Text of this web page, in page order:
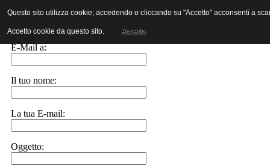
Invia ad un amico.
E-Mail a:
Il tuo nome:
La tua E-mail:
Oggetto:
Questo sito utilizza cookie; accedendo o cliccando su "Accetto" acconsenti a
Accetto cookie da questo sito. Accetto